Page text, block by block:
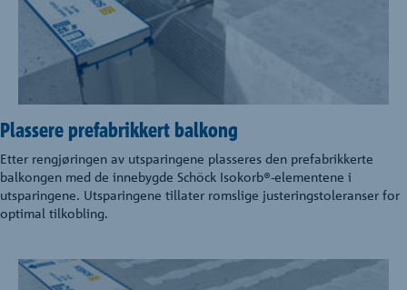
Plassere prefabrikkert balkong
Etter rengjøringen av utsparingene plasseres den prefabrikkerte
balkongen med de innebygde Schöck Isokorb®-elementene i
utsparingene. Utsparingene tillater romslige justeringstoleranser for
optimal tilkobling.